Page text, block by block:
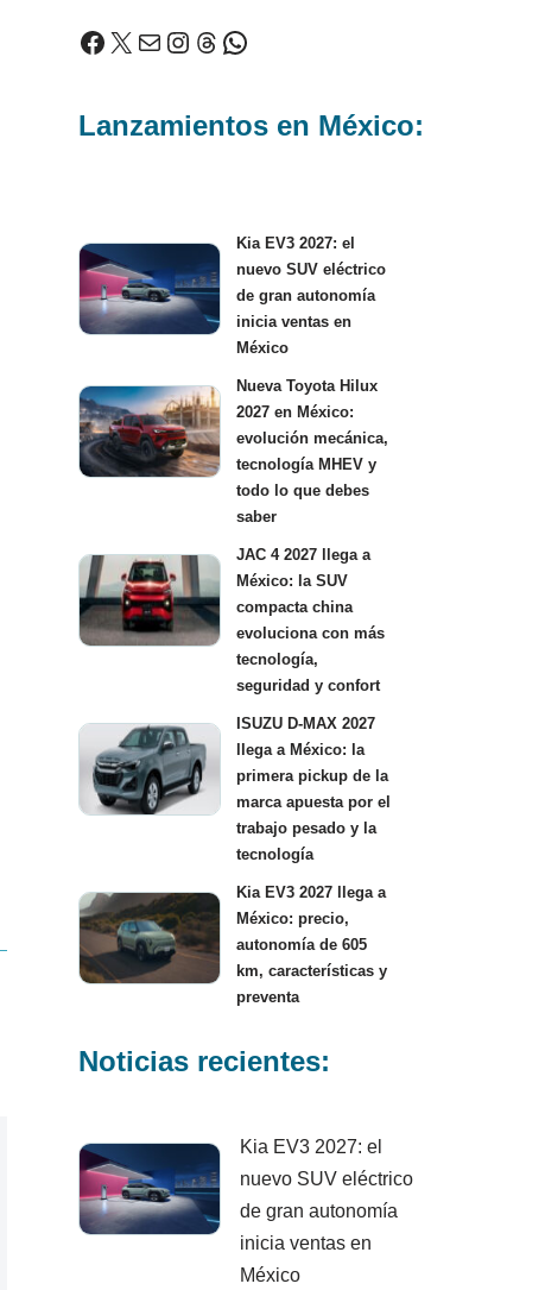
Lanzamientos en México:
Kia EV3 2027: el
nuevo SUV eléctrico
de gran autonomía
inicia ventas en
México
Nueva Toyota Hilux
2027 en México:
evolución mecánica,
tecnología MHEV y
todo lo que debes
saber
JAC 4 2027 llega a
México: la SUV
compacta china
evoluciona con más
tecnología,
seguridad y confort
ISUZU D-MAX 2027
llega a México: la
primera pickup de la
marca apuesta por el
trabajo pesado y la
tecnología
Kia EV3 2027 llega a
México: precio,
autonomía de 605
km, características y
preventa
Noticias recientes:
Kia EV3 2027: el
nuevo SUV eléctrico
de gran autonomía
inicia ventas en
México